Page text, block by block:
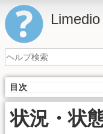
目次
状況・状